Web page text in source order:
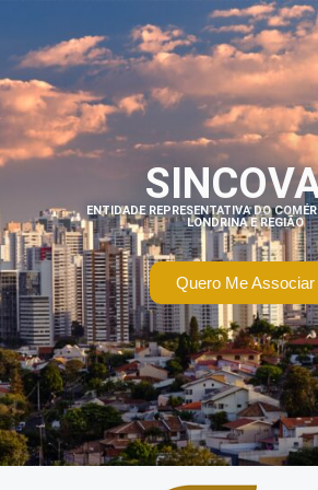
ENTIDADE REPRESENTATIVA DO
LONDRINA E REGIÃO
Quero Me Associar